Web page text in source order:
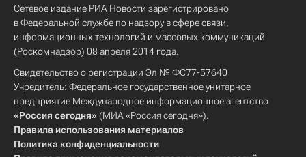
Сетевое издание РИА Новости зарегистрировано
в Федеральной службе по надзору в сфере связи,
информационных технологий и массовых коммуникаций
(Роскомнадзор) 08 апреля 2014 года.
Свидетельство о регистрации Эл № ФС77-57640
Учредитель: Федеральное государственное унитарное
предприятие Международное информационное агентство
«Россия сегодня» (МИА «Россия сегодня»).
Правила использования материалов
Политика конфиденциальности